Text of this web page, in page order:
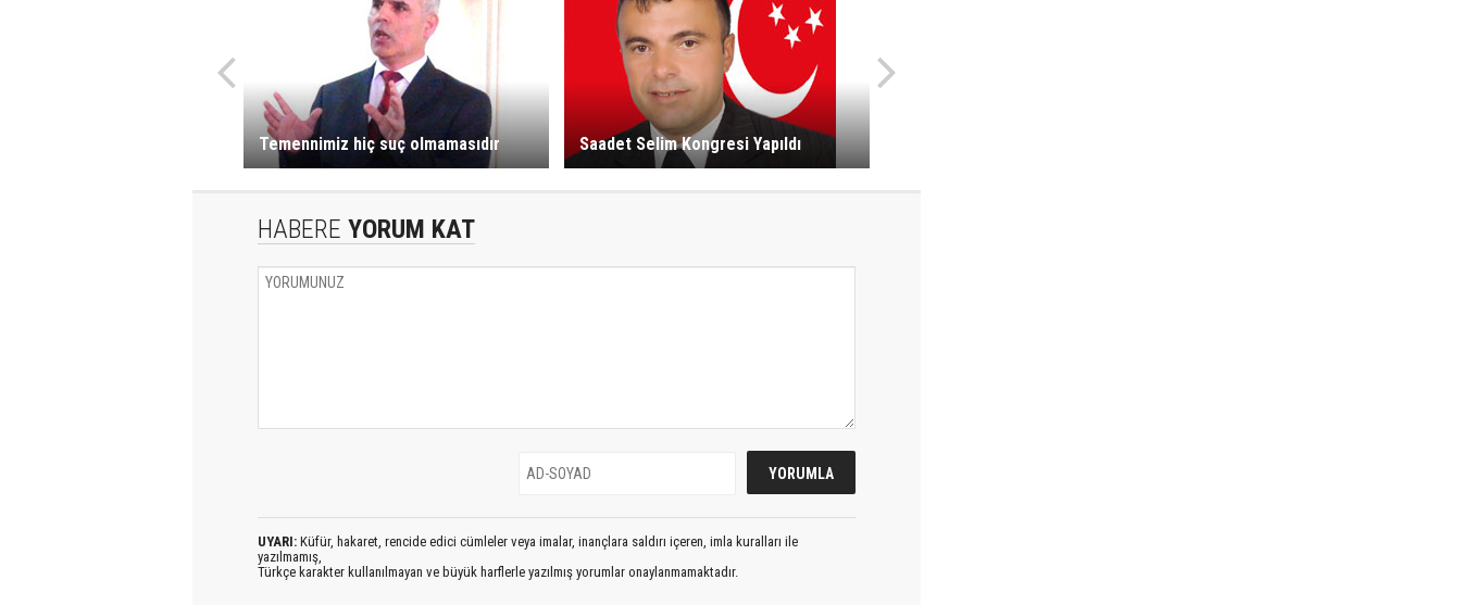
Temennimiz hiç suç olmamasıdır Saadet Selim Kongresi Yapıldı
HABERE YORUM KAT
UYARI: Küfür, hakaret, rencide edici cümleler veya imalar, inançlara saldırı içeren, imla kuralları ile
yazılmamış,
Türkçe karakter kullanılmayan ve büyük harflerle yazılmış yorumlar onaylanmamaktadır.